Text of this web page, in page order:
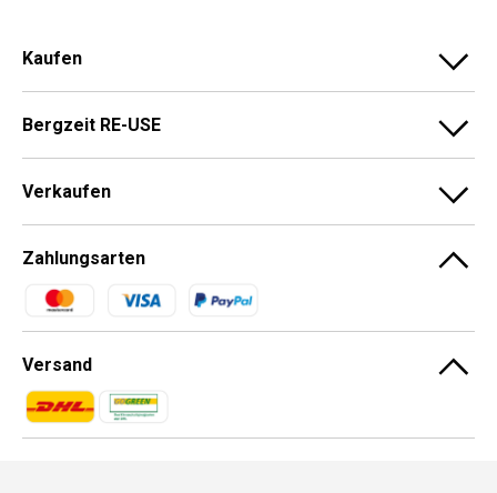
Kaufen
Bergzeit RE-USE
Verkaufen
Zahlungsarten
Zahlungsmethoden
Versand
Zahlungsmethoden